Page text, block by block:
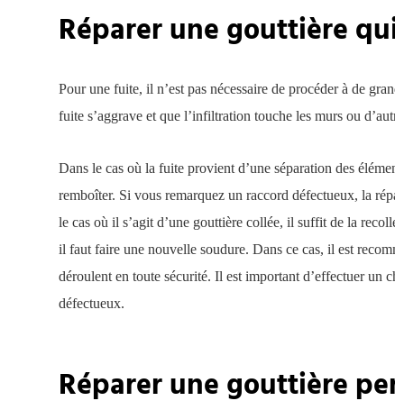
Réparer une gouttière
Pour une fuite, il n’est pas nécessaire de procéder à de
fuite s’aggrave et que l’infiltration touche les murs ou
Dans le cas où la fuite provient d’une séparation des
remboîter. Si vous remarquez un raccord défectueux, la
le cas où il s’agit d’une gouttière collée, il suffit de la
il faut faire une nouvelle soudure. Dans ce cas, il est
déroulent en toute sécurité. Il est important d’effectuer un
défectueux.
Réparer une gouttière